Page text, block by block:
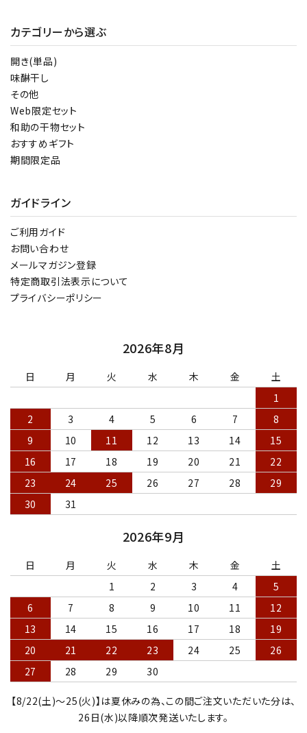
カテゴリーから選ぶ
開き(単品)
味醂干し
その他
Web限定セット
和助の干物セット
おすすめギフト
期間限定品
ガイドライン
ご利用ガイド
お問い合わせ
メールマガジン登録
特定商取引法表示について
プライバシーポリシー
2026年8月
日 月 火 水 木 金
土
1
2
3 4 5 6 7
8
9
10 11 12 13 14
15
16
17 18 19 20 21
22
23
24 25 26 27 28
29
30
31
2026年9月
日 月 火 水 木 金
土
1
2 3 4
5
6
7 8 9 10 11
12
13
14 15 16 17 18
19
20
21 22 23 24 25
26
27
28 29 30
【8/22(土)～25(火)】は夏休みの為、この間ご注文いただいた分は、
26日(水)以降順次発送いたします。